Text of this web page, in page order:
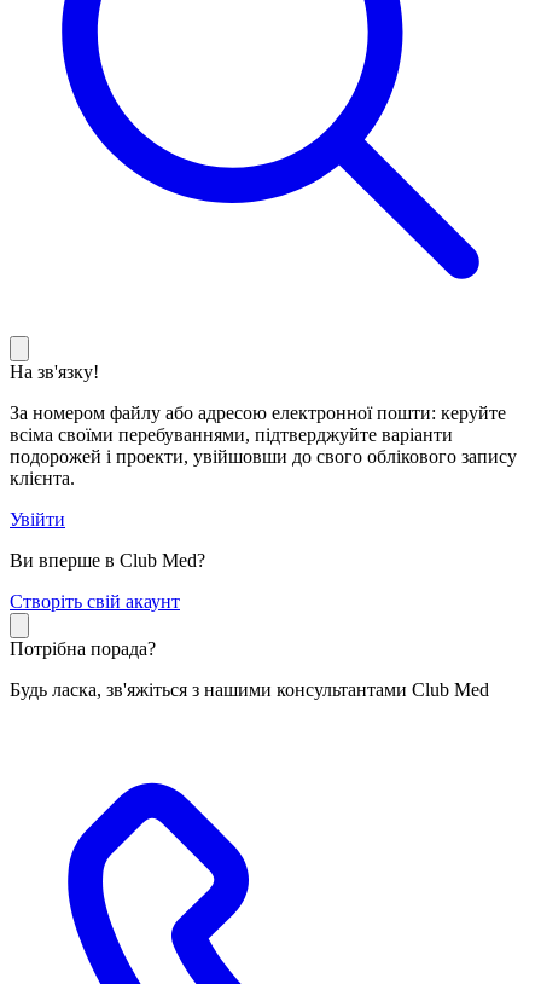
На зв'язку!
За номером файлу або адресою електронної пошти: керуйте
всіма своїми перебуваннями, підтверджуйте варіанти
подорожей і проекти, увійшовши до свого облікового запису
клієнта.
Увійти
Ви вперше в Club Med?
Створіть свій акаунт
Потрібна порада?
Будь ласка, зв'яжіться з нашими консультантами Club Med